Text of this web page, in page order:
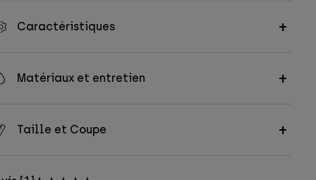
Caractéristiques
Matériaux et entretien
Taille et Coupe